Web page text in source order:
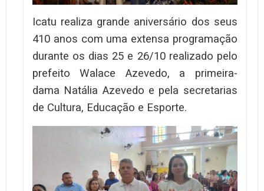
Icatu realiza grande aniversário dos seus
410 anos com uma extensa programação
durante os dias 25 e 26/10 realizado pelo
prefeito Walace Azevedo, a primeira-
dama Natália Azevedo e pela secretarias
de Cultura, Educação e Esporte.